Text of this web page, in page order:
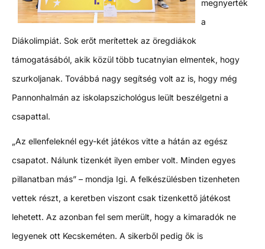
megnyerték
a
Diákolimpiát. Sok erőt merítettek az öregdiákok
támogatásából, akik közül több tucatnyian elmentek, hogy
szurkoljanak. Továbbá nagy segítség volt az is, hogy még
Pannonhalmán az iskolapszichológus leült beszélgetni a
csapattal.
„Az ellenfeleknél egy-két játékos vitte a hátán az egész
csapatot. Nálunk tizenkét ilyen ember volt. Minden egyes
pillanatban más” – mondja Igi. A felkészülésben tizenheten
vettek részt, a keretben viszont csak tizenkettő játékost
lehetett. Az azonban fel sem merült, hogy a kimaradók ne
legyenek ott Kecskeméten. A sikerből pedig ők is